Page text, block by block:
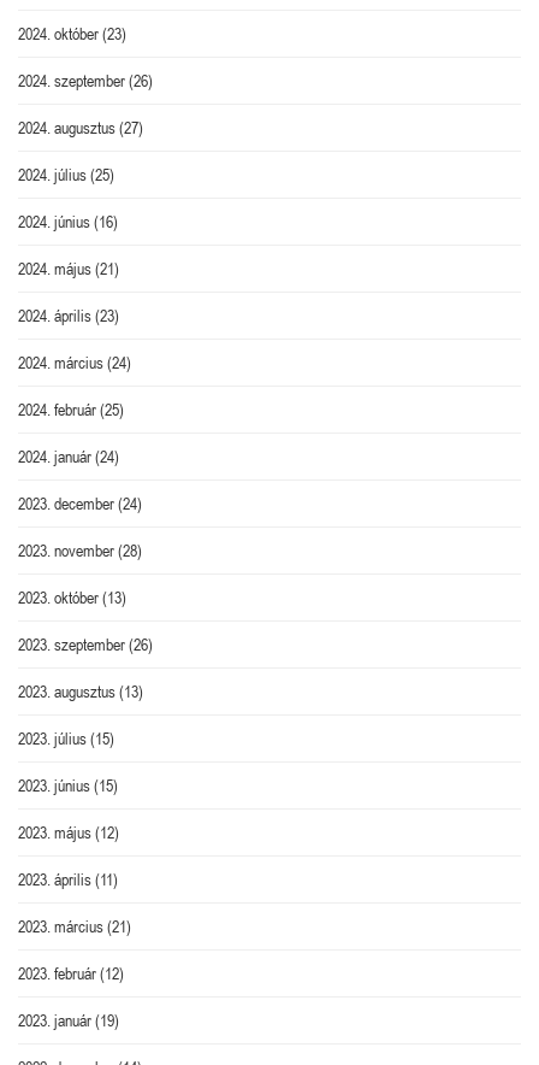
2024. október(23)
2024. szeptember(26)
2024. augusztus(27)
2024. július(25)
2024. június(16)
2024. május(21)
2024. április(23)
2024. március(24)
2024. február(25)
2024. január(24)
2023. december(24)
2023. november(28)
2023. október(13)
2023. szeptember(26)
2023. augusztus(13)
2023. július(15)
2023. június(15)
2023. május(12)
2023. április(11)
2023. március(21)
2023. február(12)
2023. január(19)